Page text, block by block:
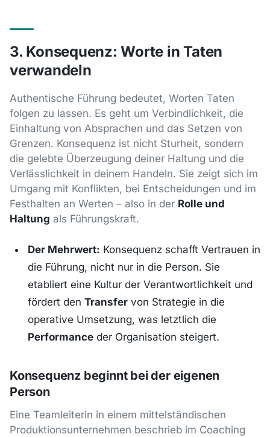
3. Konsequenz: Worte in Taten
verwandeln
Authentische Führung bedeutet, Worten Taten
folgen zu lassen. Es geht um Verbindlichkeit, die
Einhaltung von Absprachen und das Setzen von
Grenzen. Konsequenz ist nicht Sturheit, sondern
die gelebte Überzeugung deiner Haltung und die
Verlässlichkeit in deinem Handeln. Sie zeigt sich im
Umgang mit Konflikten, bei Entscheidungen und im
Festhalten an Werten – also in der Rolle und
Haltung als Führungskraft.
Der Mehrwert: Konsequenz schafft Vertrauen in
die Führung, nicht nur in die Person. Sie
etabliert eine Kultur der Verantwortlichkeit und
fördert den Transfervon Strategie in die
operative Umsetzung, was letztlich die
Performanceder Organisation steigert.
Konsequenz beginnt bei der eigenen
Person
Eine Teamleiterin in einem mittelständischen
Produktionsunternehmen beschrieb im Coaching